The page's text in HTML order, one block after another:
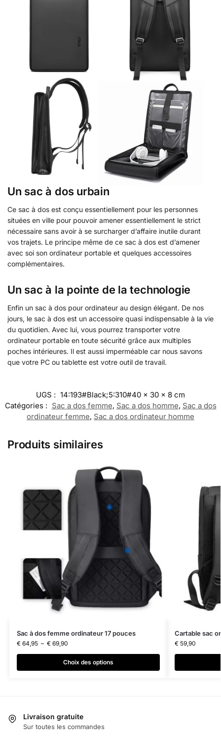
Un sac à dos urbain
Ce sac à dos est conçu essentiellement pour les personnes
situées en ville pour pouvoir amener essentiellement le strict
nécessaire sans avoir à se surcharger d’affaire inutile durant
vos trajets. Le principe même de ce sac à dos est d’amener
avec soi son ordinateur portable et quelques accessoires
complémentaires.
Un sac à la pointe de la technologie
Enfin un sac à dos pour ordinateur au design élégant. De nos
jours, le sac à dos est un accessoire quasi indispensable à la vie
du quotidien. Avec lui, vous pourrez transporter votre
ordinateur portable en toute sécurité grâce aux multiples
poches intérieures. Il est aussi imperméable car nous savons
que votre PC ou tablette est votre outil de travail.
UGS : 14:193#Black;5:310#40 x 30 x 8 cm
Catégories : Sac a dos femme, Sac a dos homme, Sac a dos
ordinateur femme, Sac a dos ordinateur homme
Produits similaires
Sac à dos femme ordinateur 17 pouces
€64,95 – €69,90
Choix des options
Cartable sac
€59,90
Livraison gratuite
Sur toutes les commandes